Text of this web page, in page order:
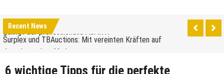
Recent News
gelingt der professionelle Auftritt
Surplex und TBAuctions: Mit vereinten Kräften auf
dem deutschen Markt
den Anfang
6 wichtige Tipps für die perfekte